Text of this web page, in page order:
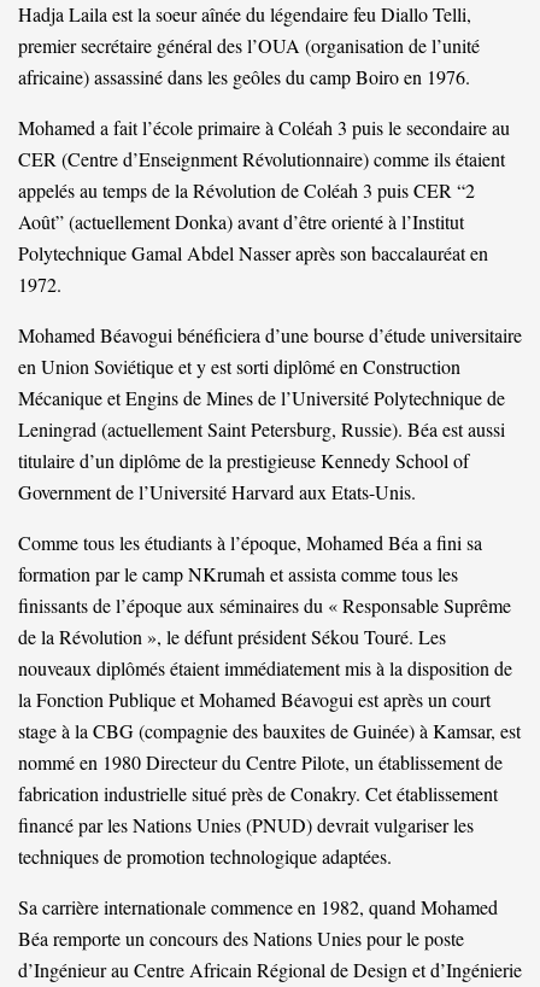
Hadja Laila est la soeur aînée du légendaire feu Diallo Telli,
premier secrétaire général des l’OUA (organisation de l’unité
africaine) assassiné dans les geôles du camp Boiro en 1976.
Mohamed a fait l’école primaire à Coléah 3 puis le secondaire au
CER (Centre d’Enseignment Révolutionnaire) comme ils étaient
appelés au temps de la Révolution de Coléah 3 puis CER “2
Août” (actuellement Donka) avant d’être orienté à l’Institut
Polytechnique Gamal Abdel Nasser après son baccalauréat en
1972.
Mohamed Béavogui bénéficiera d’une bourse d’étude universitaire
en Union Soviétique et y est sorti diplômé en Construction
Mécanique et Engins de Mines de l’Université Polytechnique de
Leningrad (actuellement Saint Petersburg, Russie). Béa est aussi
titulaire d’un diplôme de la prestigieuse Kennedy School of
Government de l’Université Harvard aux Etats-Unis.
Comme tous les étudiants à l’époque, Mohamed Béa a fini sa
formation par le camp NKrumah et assista comme tous les
finissants de l’époque aux séminaires du « Responsable Suprême
de la Révolution », le défunt président Sékou Touré. Les
nouveaux diplômés étaient immédiatement mis à la disposition de
la Fonction Publique et Mohamed Béavogui est après un court
stage à la CBG (compagnie des bauxites de Guinée) à Kamsar, est
nommé en 1980 Directeur du Centre Pilote, un établissement de
fabrication industrielle situé près de Conakry. Cet établissement
financé par les Nations Unies (PNUD) devrait vulgariser les
techniques de promotion technologique adaptées.
Sa carrière internationale commence en 1982, quand Mohamed
Béa remporte un concours des Nations Unies pour le poste
d’Ingénieur au Centre Africain Régional de Design et d’Ingénierie